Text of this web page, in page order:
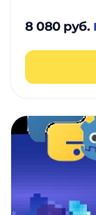
8 080 руб.